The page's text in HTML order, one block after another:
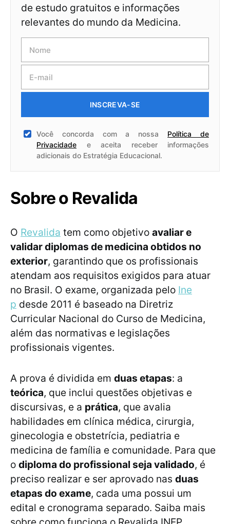
de estudo gratuitos e informações
relevantes do mundo da Medicina.
INSCREVA-SE
Você concorda com a nossa Política de
Privacidade e aceita receber informações
adicionais do Estratégia Educacional.
Sobre o Revalida
O Revalida tem como objetivo avaliar e
validar diplomas de medicina obtidos no
exterior, garantindo que os profissionais
atendam aos requisitos exigidos para atuar
no Brasil. O exame, organizada pelo Ine
p desde 2011 é baseado na Diretriz
Curricular Nacional do Curso de Medicina,
além das normativas e legislações
profissionais vigentes.
A prova é dividida em duas etapas: a
teórica, que inclui questões objetivas e
discursivas, e a prática, que avalia
habilidades em clínica médica, cirurgia,
ginecologia e obstetrícia, pediatria e
medicina de família e comunidade. Para que
o diploma do profissional seja validado, é
preciso realizar e ser aprovado nas duas
etapas do exame, cada uma possui um
edital e cronograma separado. Saiba mais